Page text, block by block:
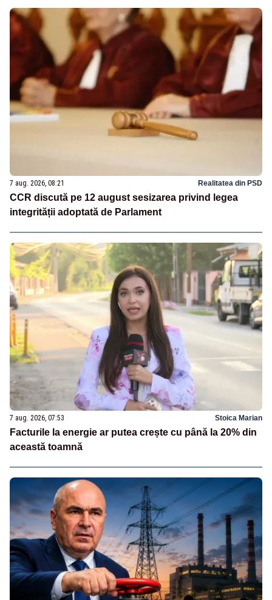
7 aug. 2026, 08:21 Realitatea din PSD
CCR discută pe 12 august sesizarea privind legea
integrității adoptată de Parlament
7 aug. 2026, 07:53 Stoica Marian
Facturile la energie ar putea crește cu până la 20% din
această toamnă